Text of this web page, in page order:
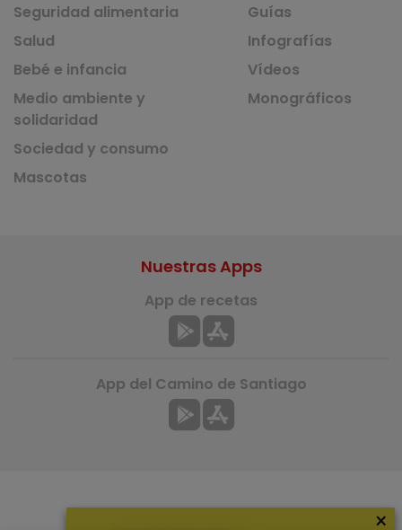
Seguridad alimentaria
Salud
Bebé e infancia
Medio ambiente y
solidaridad
Sociedad y consumo
Mascotas
Guías
Infografías
Vídeos
Monográficos
Nuestras Apps
App de recetas
App del Camino de Santiago
×